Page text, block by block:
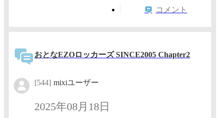
コメント
おとなEZOロッカーズ SINCE2005 Chapter2
[544] mixiユーザー
2025年08月18日